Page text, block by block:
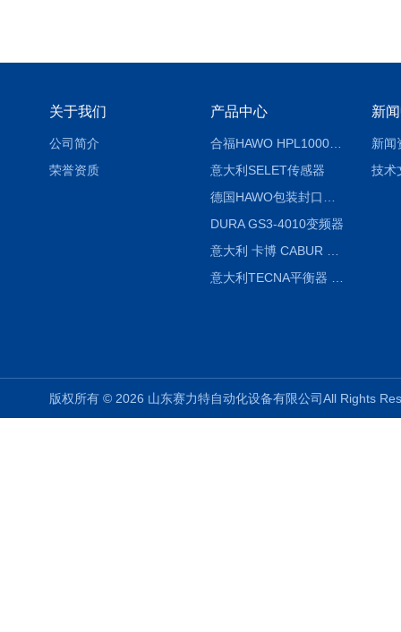
关于我们
公司简介
荣誉资质
产品中心
合福HAWO HPL1000AS封口机
意大利SELET传感器
DURA GS3-4010变频器
新
新闻
技术
版权所有 © 2026 山东赛力特自动化设备有限公司All Rights